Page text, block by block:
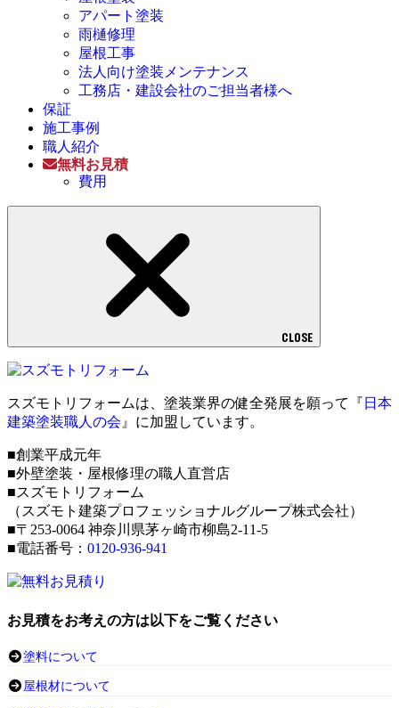
アパート塗装
雨樋修理
屋根工事
法人向け塗装メンテナンス
工務店・建設会社のご担当者様へ
保証
施工事例
職人紹介
無料お見積
費用
CLOSE
スズモトリフォームは、塗装業界の健全発展を願って『 日本
建築塗装職人の会 』に加盟しています。
■創業平成元年
■外壁塗装・屋根修理の職人直営店
■スズモトリフォーム
（スズモト建築プロフェッショナルグループ株式会社）
■〒253-0064 神奈川県茅ヶ崎市柳島2-11-5
■電話番号： 0120-936-941
お見積をお考えの方は以下をご覧ください
塗料について
屋根材について